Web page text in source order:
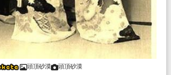
頭頂砂漠 頭頂砂漠